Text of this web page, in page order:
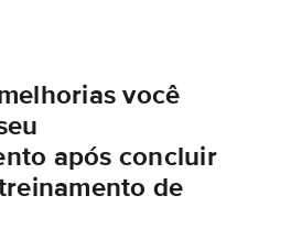
você
após concluir
de